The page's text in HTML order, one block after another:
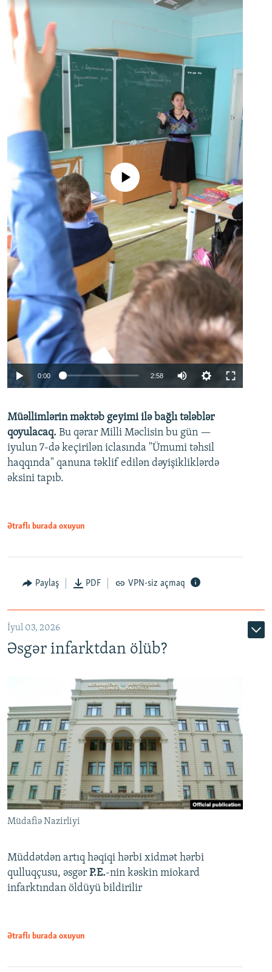
Auto 240p 360p 480p
720p 1080p
No media source currently available
0:00 2:58
360p
480p
720p
Müəllimlərin məktəb geyimi ilə bağlı tələblər
qoyulacaq. Bu qərar Milli Məclisin bu gün —
iyulun 7-də keçirilən iclasında "Ümumi təhsil
haqqında" qanuna təklif edilən dəyişikliklərdə
əksini tapıb.
Ətraflı burada oxuyun
Paylaş PDF VPN-siz açmaq
İyul 03, 2026
Əsgər infarktdan ölüb?
Müdafiə Nazirliyi
Müddətdən artıq həqiqi hərbi xidmət hərbi
qulluqçusu, əsgər P.E.-nin kəskin miokard
infarktından öldüyü bildirilir
Ətraflı burada oxuyun